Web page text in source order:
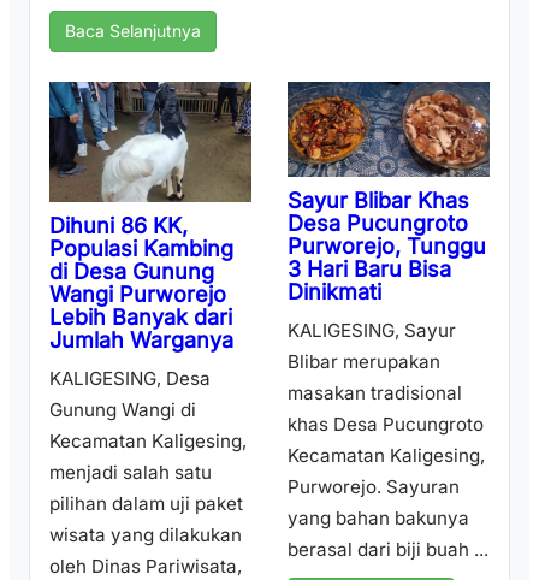
Baca Selanjutnya
Dihuni 86 KK,
Populasi Kambing
di Desa Gunung
Wangi Purworejo
Lebih Banyak dari
Jumlah Warganya
KALIGESING, Desa
Gunung Wangi di
Kecamatan Kaligesing,
menjadi salah satu
pilihan dalam uji paket
wisata yang dilakukan
oleh Dinas Pariwisata,
Sayur Blibar Khas
Desa Pucungroto
Purworejo, Tunggu
3 Hari Baru Bisa
Dinikmati
KALIGESING, Sayur
Blibar merupakan
masakan tradisional
khas Desa Pucungroto
Kecamatan Kaligesing,
Purworejo. Sayuran
yang bahan bakunya
berasal dari biji buah ...